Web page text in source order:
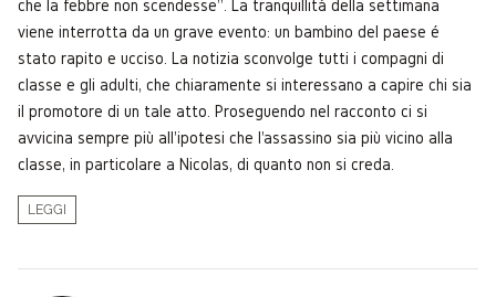
che la febbre non scendesse”. La tranquillità della settimana
viene interrotta da un grave evento: un bambino del paese é
stato rapito e ucciso. La notizia sconvolge tutti i compagni di
classe e gli adulti, che chiaramente si interessano a capire chi sia
il promotore di un tale atto. Proseguendo nel racconto ci si
avvicina sempre più all'ipotesi che l'assassino sia più vicino alla
classe, in particolare a Nicolas, di quanto non si creda.
LEGGI